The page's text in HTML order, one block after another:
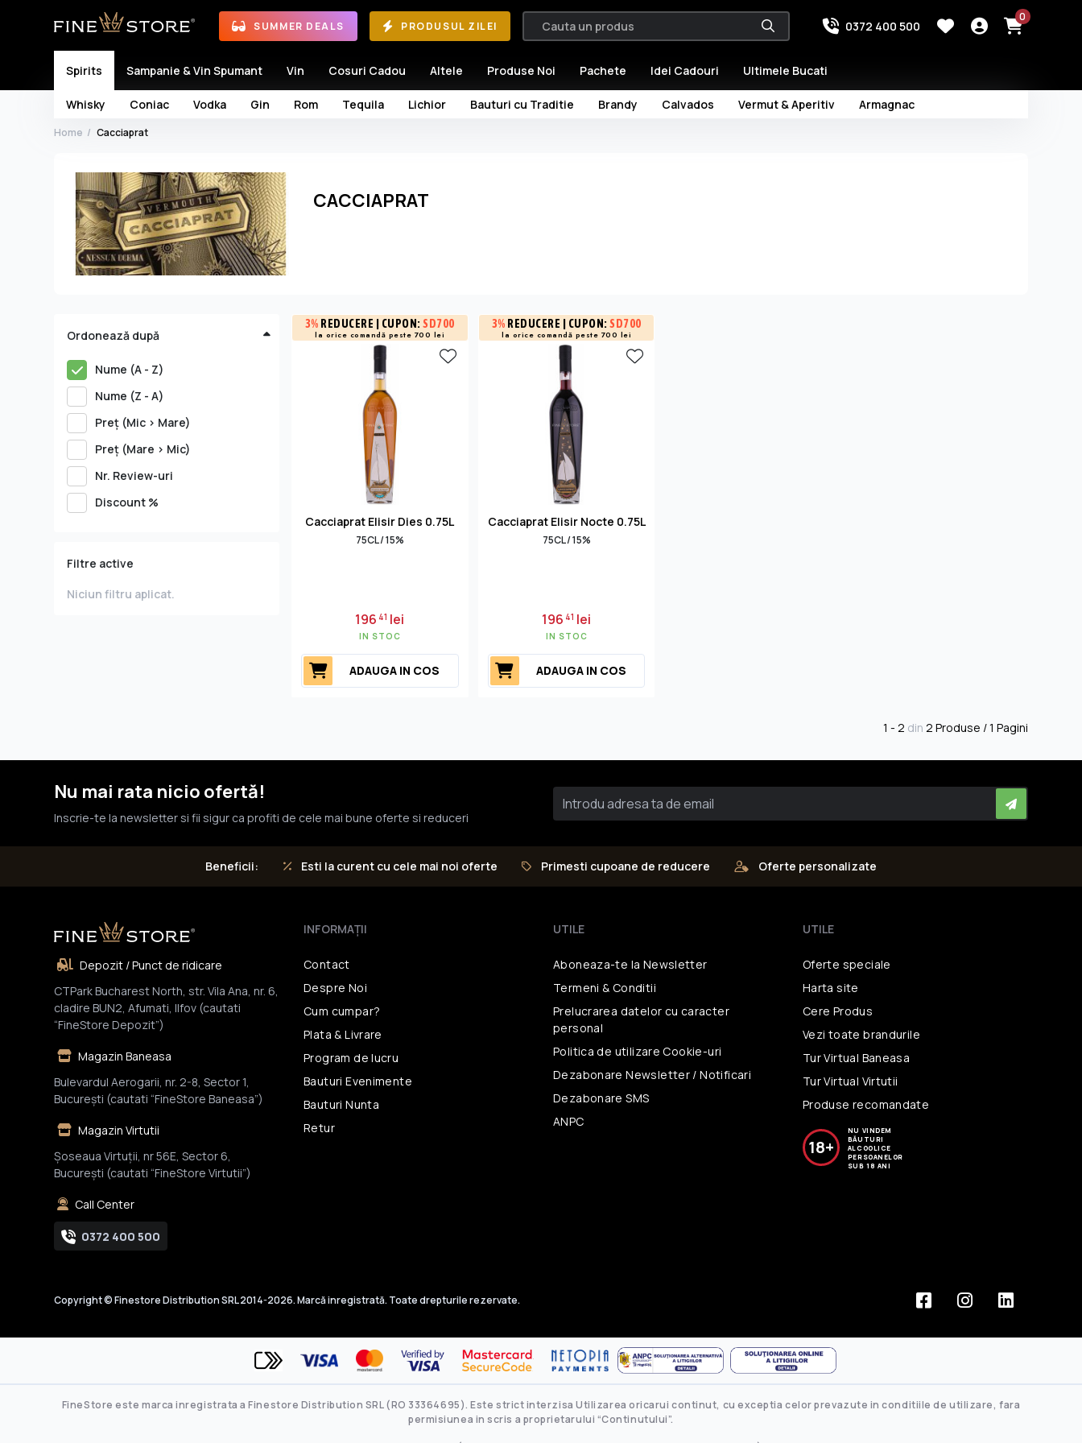
SUMMER DEALS PRODUSUL ZILEI 0372 400 500
0
Spirits
Whisky Coniac Vodka Gin Rom Tequila Lichior Bauturi cu Traditie Brandy Calvados Vermut & Aperitiv Armagnac
Sampanie & Vin Spumant Vin Cosuri Cadou Altele Produse Noi Pachete Idei Cadouri Ultimele Bucati
Home Cacciaprat
CACCIAPRAT
Ordonează după
Nume (A - Z)
Nume (Z - A)
Preţ (Mic > Mare)
Preţ (Mare > Mic)
Nr. Review-uri
Discount %
Filtre active
Niciun filtru aplicat.
3% REDUCERE | CUPON:SD700
la orice comandă peste 700 lei
Cacciaprat Elisir Dies 0.75L
75CL / 15%
19641 lei
IN STOC
ADAUGA IN COS
3% REDUCERE | CUPON:SD700
la orice comandă peste 700 lei
Cacciaprat Elisir Nocte 0.75L
75CL / 15%
19641 lei
IN STOC
ADAUGA IN COS
1 - 2 din 2 Produse / 1 Pagini
Nu mai rata nicio ofertă!
Inscrie-te la newsletter si fii sigur ca profiti de cele mai bune oferte si reduceri
Beneficii: Esti la curent cu cele mai noi oferte Primesti cupoane de reducere Oferte personalizate
Depozit / Punct de ridicare
CTPark Bucharest North, str. Vila Ana, nr. 6,
cladire BUN2, Afumati, Ilfov (cautati
“FineStore Depozit”)
Magazin Baneasa
Bulevardul Aerogarii, nr. 2-8, Sector 1,
Bucureşti (cautati “FineStore Baneasa”)
Magazin Virtutii
Șoseaua Virtuții, nr 56E, Sector 6,
București (cautati “FineStore Virtutii”)
Call Center
0372 400 500
INFORMAŢII
Contact
Despre Noi
Cum cumpar?
Plata & Livrare
Program de lucru
Bauturi Evenimente
Bauturi Nunta
Retur
UTILE
Aboneaza-te la Newsletter
Termeni & Conditii
Prelucrarea datelor cu caracter
personal
Politica de utilizareCookie-uri
Dezabonare Newsletter / Notificari
Dezabonare SMS
ANPC
UTILE
Oferte speciale
Harta site
Cere Produs
Vezi toate brandurile
Tur Virtual Baneasa
Tur Virtual Virtutii
Produse recomandate
18+
NU VINDEM
BĂUTURI
ALCOOLICE
PERSOANELOR
SUB 18 ANI
Copyright © Finestore Distribution SRL 2014-2026. Marcă inregistrată. Toate drepturile rezervate.
FineStore este marca inregistrata a Finestore Distribution SRL (RO 33364695). Este strict interzisa Utilizarea oricarui continut, cu exceptia celor prevazute in conditiile de utilizare, fara
permisiunea in scris a proprietarului “Continutului”.